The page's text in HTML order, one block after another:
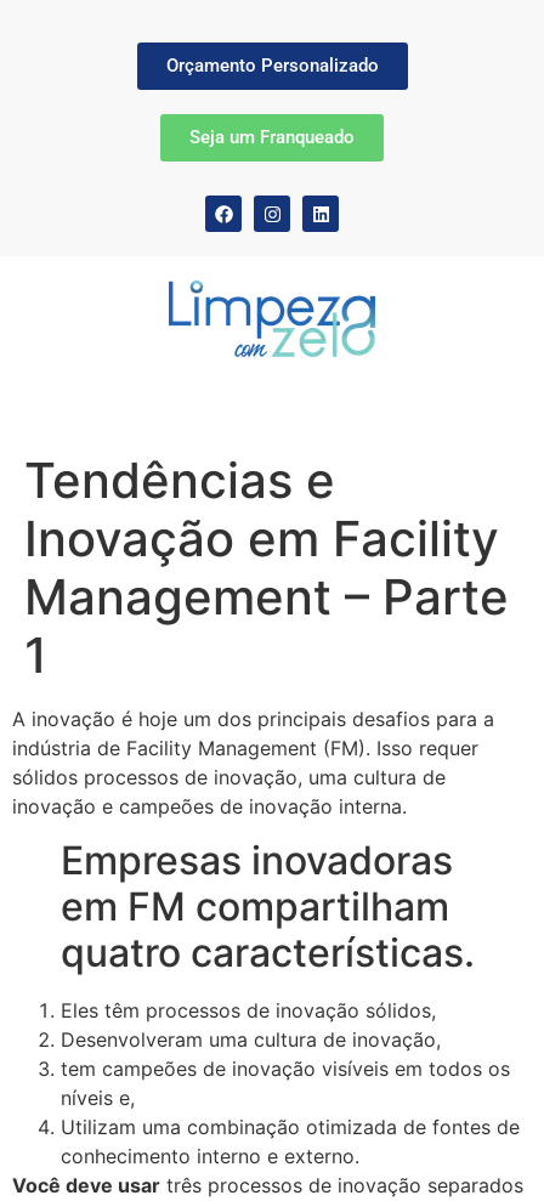
Orçamento Personalizado
Seja um Franqueado
Tendências e
Inovação em Facility
Management – Parte
1
A inovação é hoje um dos principais desafios para a
indústria de Facility Management (FM). Isso requer
sólidos processos de inovação, uma cultura de
inovação e campeões de inovação interna.
Empresas inovadoras
em FM compartilham
quatro características.
Eles têm processos de inovação sólidos,
Desenvolveram uma cultura de inovação,
tem campeões de inovação visíveis em todos os
níveis e,
Utilizam uma combinação otimizada de fontes de
conhecimento interno e externo.
Você deve usar três processos de inovação separados